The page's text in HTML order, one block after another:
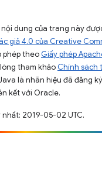
nội dung của trang này
giả 4.0 của Creative
phép theo Giấy phép
tham khảo Chính sách
là nhãn hiệu đã đăng
kết với Oracle.
2019-05-02 UTC.